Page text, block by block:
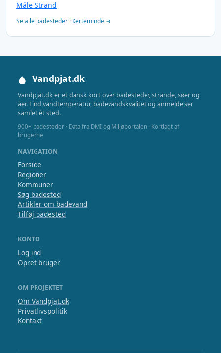
Måle Strand
Se alle badesteder i Kerteminde →
Vandpjat.dk
Vandpjat.dk er et dansk kort over badesteder, strande, søer og
åer. Find vandtemperatur, badevandskvalitet og anmeldelser
samlet ét sted.
900+ badesteder · Data fra DMI og Miljøportalen · Kortlagt af
brugerne
NAVIGATION
Forside
Regioner
Kommuner
Søg badested
Artikler om badevand
Tilføj badested
KONTO
Log ind
Opret bruger
OM PROJEKTET
Om Vandpjat.dk
Privatlivspolitik
Kontakt